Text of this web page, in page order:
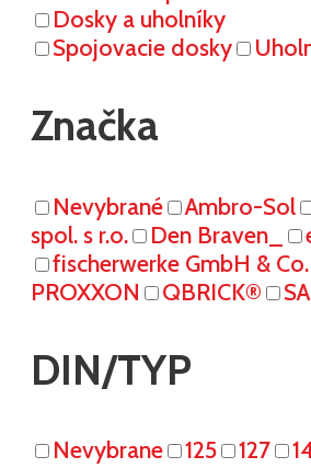
Dosky a uholníky
Spojovacie dosky
Značka
Nevybrané Ambro-Sol
spol. s r.o.
Den Braven_
fischerwerke GmbH & Co.
PROXXON
QBRICK®
DIN/TYP
Nevybrane 125 127